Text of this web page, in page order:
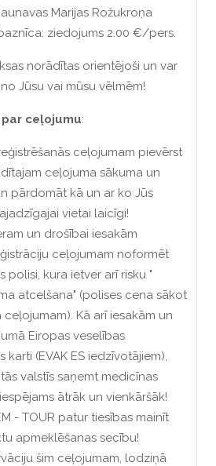
Marijas Rožukroņa
ziedojums 2.00 €/pers.
norādītas orientējoši un var
Jūsu vai mūsu vēlmēm!
ceļojumu:
ceļojumam pievērst
ceļojuma sākuma un
pārdomāt kā un ar ko Jūs
vietai laicīgi!
un drošībai iesakām
ceļojumam noformēt
polisi, kura ietver arī risku "
atcelšana" (polises cena sākot
ceļojumam). Kā arī iesakām un
Eiropas veselības
karti (EVAK ES iedzīvotājiem),
valstīs saņemt medicīnas
ātrāk un vienkāršāk!
- TOUR patur tiesības mainīt
apmeklēšanas secību!
šim ceļojumam, lodziņā